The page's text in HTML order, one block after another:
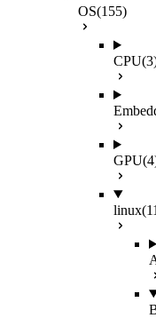
OS(155)
CPU
GPU
linux